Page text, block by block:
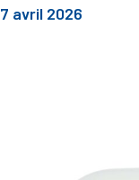
avril 2026